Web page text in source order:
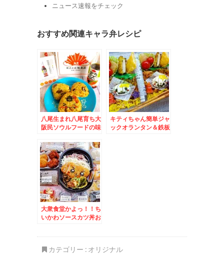
ニュース速報をチェック
おすすめ関連キャラ弁レシピ
八尾生まれ八尾育ち大
阪民ソウルフードの味
ﾎﾟﾝｽﾞ」「そばつゆの
素」「うどんだしの
素」うますぎる(*´艸
`*)
キティちゃん簡単ジャ
ックオランタン＆鉄板
大衆食堂かよっ！！ち
いかわソースカツ丼お
りんごシフォンケー
カテゴリー : オリジナル